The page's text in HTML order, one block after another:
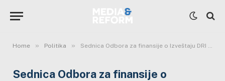
Home » Politika » Sednica Odbora za finansije o Izveštaju DRI odložena dva dana pred održavanje
Sednica Odbora za finansije o